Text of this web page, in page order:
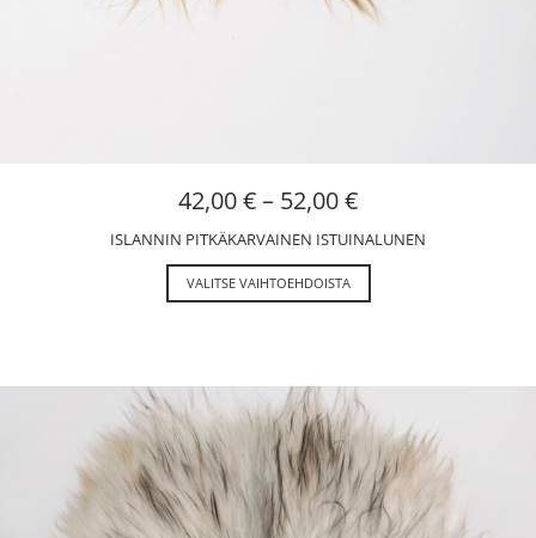
42,00€– 52,00€
ISLANNIN PITKÄKARVAINEN ISTUINALUNEN
VALITSE VAIHTOEHDOISTA